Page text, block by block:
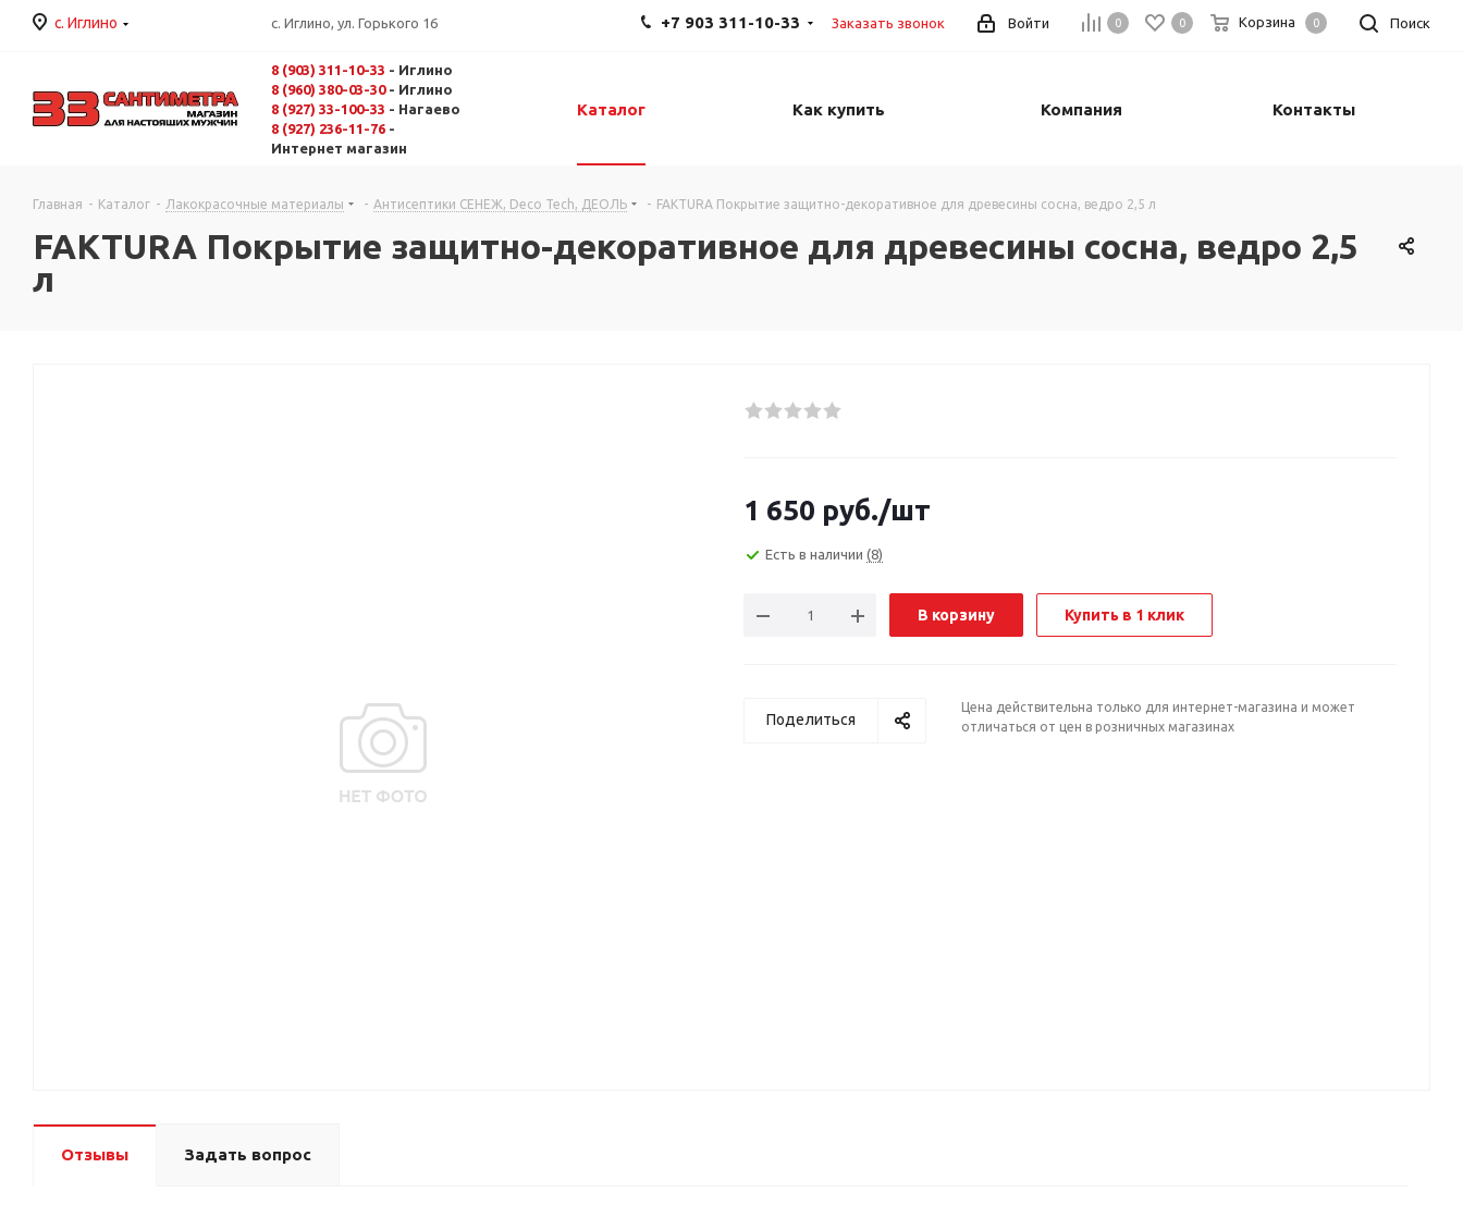
с. Иглино с. Иглино, ул. Горького 16 Поиск
0 0 Корзина 0
Войти
+7 903 311-10-33 Заказать звонок
8 (903) 311-10-33 - Иглино
8 (960) 380-03-30- Иглино
8 (927) 33-100-33 - Нагаево
8 (927) 236-11-76 -
Интернет магазин
Каталог Как купить Компания Контакты
Главная - Каталог - Лакокрасочные материалы - Антисептики СЕНЕЖ, Deco Tech, ДЕОЛЬ - FAKTURA Покрытие защитно-декоративное для древесины сосна, ведро 2,5 л
FAKTURA Покрытие защитно-декоративное для древесины сосна, ведро 2,5
л
1 650 руб./шт
Есть в наличии (8)
В корзину Купить в 1 клик
Поделиться
Цена действительна только для интернет-магазина и может
отличаться от цен в розничных магазинах
Отзывы Задать вопрос